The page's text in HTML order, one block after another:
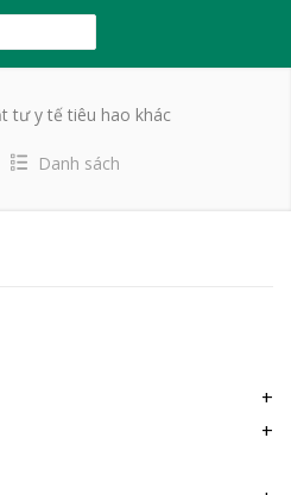
tư y tế tiêu hao khác
Danh sách
+
+